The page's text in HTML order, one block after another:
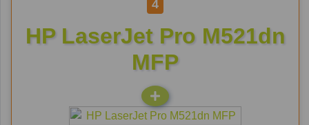
4
HP LaserJet Pro M521dn
MFP